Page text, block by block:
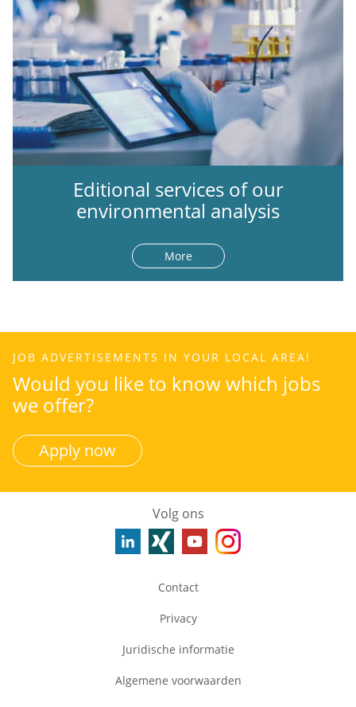
Editional services of our
environmental analysis
More
JOB ADVERTISEMENTS IN YOUR LOCAL AREA!
Would you like to know which jobs
we offer?
Apply now
Volg ons
Contact
Privacy
Juridische informatie
Algemene voorwaarden